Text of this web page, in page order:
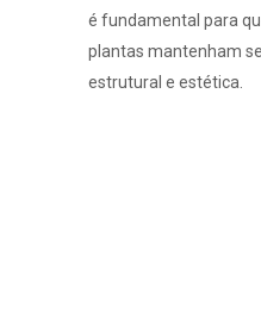
é fundamental para
plantas mantenham
estrutural e estética.